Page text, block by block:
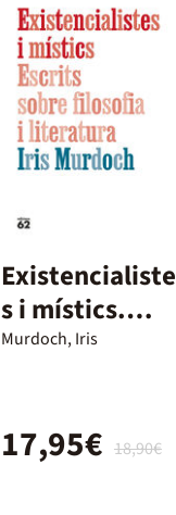
Existencialiste
s i místics.
Escrits sobre
Murdoch, Iris
18,90€
17,95€